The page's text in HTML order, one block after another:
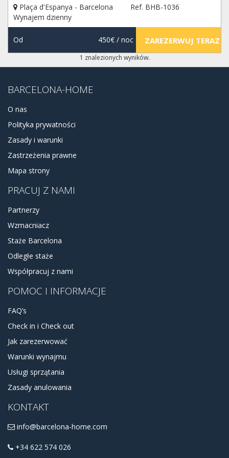
chętnie pomożemy.
Plaça d'Espanya - Barcelona
Ref. BHB-1036
Wynajem dzienny
Od 450€/ noc ZAREZERWUJ TERAZ
1 znalezionych wyników.
BARCELONA-HOME
O nas
Polityka prywatności
Zasady i warunki
Zastrzeżenia prawne
Mapa strony
PRACUJ Z NAMI
Partnerzy
Wzmacniacz
Staże Barcelona
Odległe staże
Współpracuj z nami
POMOC I INFORMACJE
FAQ’s
Check in i Check out
Jak zarezerwować
Warunki wynajmu
Usługi sprzątania
Zasady anulowania
KONTAKT
info@barcelona-home.com
+34 622 574 026